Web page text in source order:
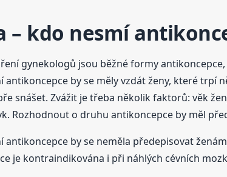
– kdo nesmí
gynekologů jsou běžné formy
antikoncepce by se měly vzdát ženy, které
snášet. Zvážit je třeba několik faktorů: věk
Rozhodnout o druhu antikoncepce by měl
antikoncepce by se neměla předepisovat
je kontraindikována i při náhlých cévních